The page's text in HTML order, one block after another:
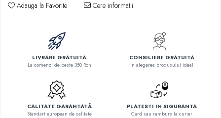
Adauga la Favorite Cere informatii
LIVRARE GRATUITA
La comenzi de peste 350 Ron
CONSILIERE GRATUITA
In alegerea produsului ideal
CALITATE GARANTATĂ
Standart european de calitate
PLATESTI IN SIGURANTA
Card sau ramburs la curier